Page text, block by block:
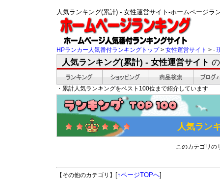
人気ランキング(累計) - 女性運営サイト-ホームページ
HPランカー人気番付ランキングトップ> 女性運営サイト > -
人気ランキング(累計) - 女性運営サイト の
・累計人気ランキングをベスト100位まで紹介しています
人気ラン
このカテゴリの
【その他のカテゴリ】 [↑ページTOPへ]